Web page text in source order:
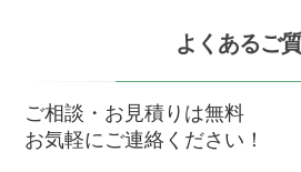
よくあるご
ご相談・お見積りは無料
お気軽にご連絡ください！